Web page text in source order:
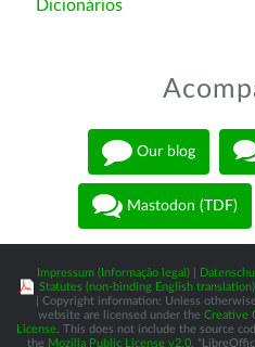
Dicionários
Our blog
Mastodon (TDF)
Impressum (Informação legal)
Statutes (non-binding English translation)
| Copyright information: Unless
website are licensed under the Creative
License . This does not include the source
the Mozilla Public License v2.0 .